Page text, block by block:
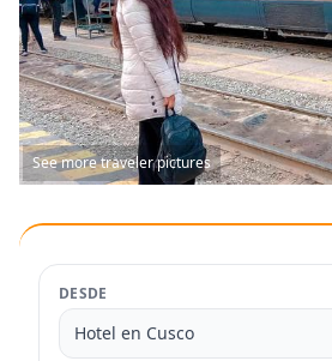
See more traveler pictures
DESDE
Hotel en Cusco